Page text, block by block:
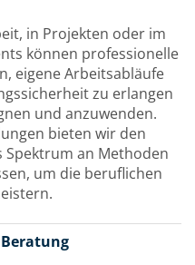
in Projekten oder im
können professionelle
eigene Arbeitsabläufe
zu erlangen
und anzuwenden.
bieten wir den
an Methoden
um die beruflichen